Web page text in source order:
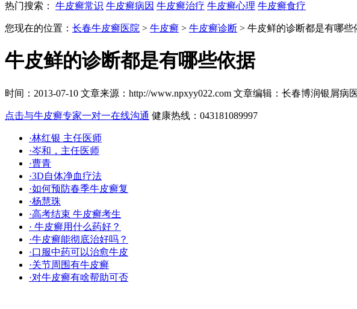
热门搜索： 牛皮癣常识 牛皮癣病因 牛皮癣治疗 牛皮癣心理 牛皮癣食疗
您现在的位置： 长春牛皮癣医院 > 牛皮癣 > 牛皮癣诊断 > 牛皮鲜的诊断都是有哪些
牛皮鲜的诊断都是有哪些依据
时间：2013-07-10 文章来源：http://www.npxyy022.com 文章编辑：长春博润银屑病
点击与牛皮癣专家一对一在线沟通 健康热线：043181089997
·林红银 主任医师
·岑和，主任医师
·曹青
·3D自体净血疗法
·如何预防春季牛皮癣复
·杨慧珠
·高考结束 牛皮癣考生
· 牛皮癣用什么药好？
·牛皮癣能彻底治好吗？
·口服中药可以治愈牛皮
·关节周围有牛皮癣
·对牛皮癣有啥帮助可否